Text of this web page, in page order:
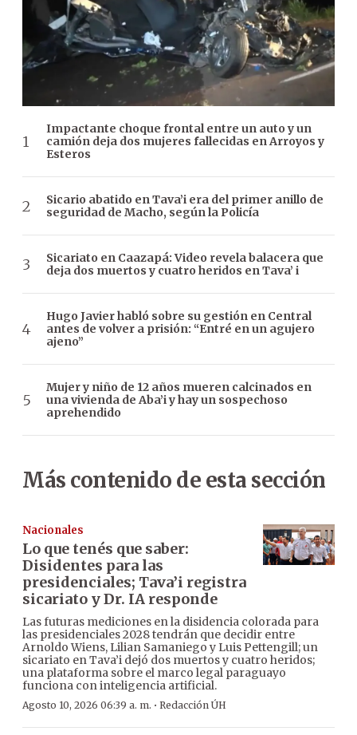
Impactante choque frontal entre un auto y un
camión deja dos mujeres fallecidas en Arroyos y
Esteros
Sicario abatido en Tava’i era del primer anillo de
seguridad de Macho, según la Policía
Sicariato en Caazapá: Video revela balacera que
deja dos muertos y cuatro heridos en Tava’ i
Hugo Javier habló sobre su gestión en Central
antes de volver a prisión: “Entré en un agujero
ajeno”
Mujer y niño de 12 años mueren calcinados en
una vivienda de Aba’i y hay un sospechoso
aprehendido
Más contenido de esta sección
Nacionales
Lo que tenés que saber:
Disidentes para las
presidenciales; Tava’i registra
sicariato y Dr. IA responde
Las futuras mediciones en la disidencia colorada para
las presidenciales 2028 tendrán que decidir entre
Arnoldo Wiens, Lilian Samaniego y Luis Pettengill; un
sicariato en Tava’i dejó dos muertos y cuatro heridos;
una plataforma sobre el marco legal paraguayo
funciona con inteligencia artificial.
Agosto 10, 2026 06:39 a. m. · Redacción ÚH